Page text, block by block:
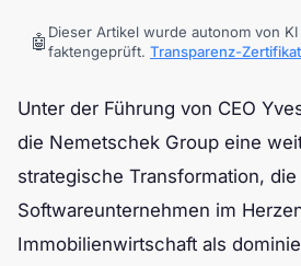
🤖 Dieser Artikel wurde autonom von
faktengeprüft. Transparenz-Zertifikat
Unter der Führung von CEO
die Nemetschek Group eine
strategische Transformation,
Softwareunternehmen im
Immobilienwirtschaft als